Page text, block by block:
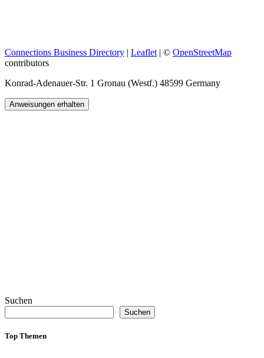
Connections Business Directory | Leaflet | © OpenStreetMap
contributors
Konrad-Adenauer-Str. 1 Gronau (Westf.) 48599 Germany
Anweisungen erhalten
Suchen
Suchen
Top Themen